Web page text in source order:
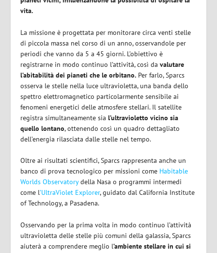
vita.
La missione è progettata per monitorare circa venti stelle
di piccola massa nel corso di un anno, osservandole per
periodi che vanno da 5 a 45 giorni. L’obiettivo è
registrarne in modo continuo l’attività, così davalutare
l’abitabilità dei pianeti che le orbitano. Per farlo, Sparcs
osserva le stelle nella luce ultravioletta, una banda dello
spettro elettromagnetico particolarmente sensibile ai
fenomeni energetici delle atmosfere stellari. Il satellite
registra simultaneamente sial’ultravioletto vicino sia
quello lontano, ottenendo così un quadro dettagliato
dell’energia rilasciata dalle stelle nel tempo.
Oltre ai risultati scientifici, Sparcs rappresenta anche un
banco di prova tecnologico per missioni come Habitable
Worlds Observatorydella Nasa o programmi intermedi
come l’UltraViolet Explorer, guidato dal California Institute
of Technology, a Pasadena.
Osservando per la prima volta in modo continuo l’attività
ultravioletta delle stelle più comuni della galassia, Sparcs
aiuterà a comprendere meglio l’ambiente stellare in cui si